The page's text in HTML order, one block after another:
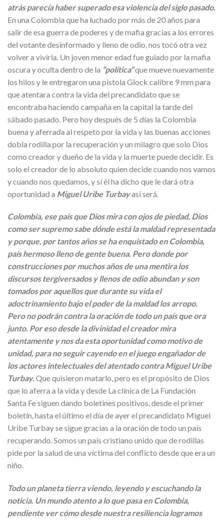
atrás parecía haber superado esa violencia del siglo pasado.
En una Colombia que ha luchado por más de 20 años para
salir de esa guerra de poderes y de mafia gracias a los errores
del votante desinformado y lleno de odio, nos tocó otra vez
volver a vivirla. Un joven menor edad fue guiado por la mafia
oscura y oculta dentro de la “política”que mueve nuevamente
los hilos y le entregaron una pistola Glock calibre 9 mm para
que atentara contra la vida del precandidato que se
encontraba haciendo campaña en la capital la tarde del
sábado pasado. Pero hoy después de 5 días la Colombia
buena y aferrada al respeto por la vida y las buenas acciones
dobla rodilla por la recuperación y un milagro que solo Dios
como creador y dueño de la vida y la muerte puede decidir. Es
solo el creador de lo absoluto quien decide cuando nos vamos
y cuando nos quedamos, y sí él ha dicho que le dará otra
oportunidad a Miguel Uribe Turbayasí será.
Colombia, ese país que Dios mira con ojos de piedad, Dios
como ser supremo sabe dónde está la maldad representada
y porque, por tantos años se ha enquistado en Colombia,
país hermoso lleno de gente buena. Pero donde por
construcciones por muchos años de una mentira los
discursos tergiversados y llenos de odio abundan y son
tomados por aquellos que durante su vida el
adoctrinamiento bajo el poder de la maldad los arropo.
Pero no podrán contra la oración de todo un país que ora
junto. Por eso desde la divinidad el creador mira
atentamente y nos da esta oportunidad como motivo de
unidad, para no seguir cayendo en el juego engañador de
los actores intelectuales del atentado contra Miguel Uribe
Turbay.Que quisieron matarlo, pero es el propósito de Dios
que lo aferra a la vida y desde La clínica de La Fundación
Santa Fe siguen dando boletines positivos, desde el primer
boletín, hasta el último el día de ayer el precandidato Miguel
Uribe Turbay se sigue gracias a la oración de todo un país
recuperando. Somos un país cristiano unido que de rodillas
pide por la salud de una víctima del conflicto desde que era un
niño.
Todo un planeta tierra viendo, leyendo y escuchando la
noticia. Un mundo atento a lo que pasa en Colombia,
pendiente ver cómo desde nuestra resiliencia logramos